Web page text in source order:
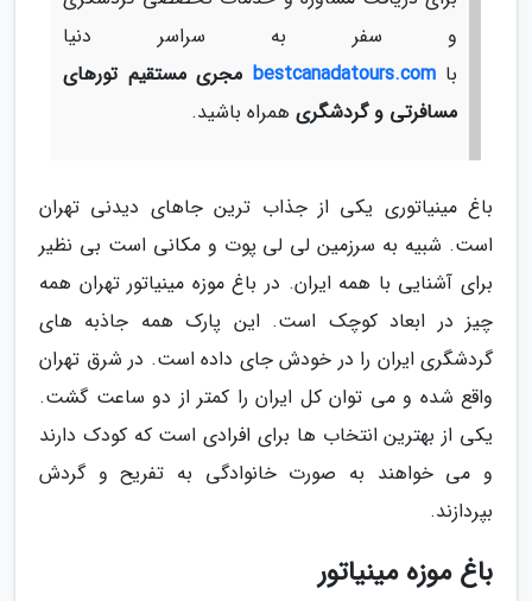
و سفر به سراسر دنیا
باbestcanadatours.com مجری مستقیم تورهای
مسافرتی و گردشگری همراه باشید.
باغ مینیاتوری یکی از جذاب ترین جاهای دیدنی تهران
است. شبیه به سرزمین لی لی پوت و مکانی است بی نظیر
برای آشنایی با همه ایران. در باغ موزه مینیاتور تهران همه
چیز در ابعاد کوچک است. این پارک همه جاذبه های
گردشگری ایران را در خودش جای داده است. در شرق تهران
واقع شده و می توان کل ایران را کمتر از دو ساعت گشت.
یکی از بهترین انتخاب ها برای افرادی است که کودک دارند
و می خواهند به صورت خانوادگی به تفریح و گردش
بپردازند.
باغ موزه مینیاتور